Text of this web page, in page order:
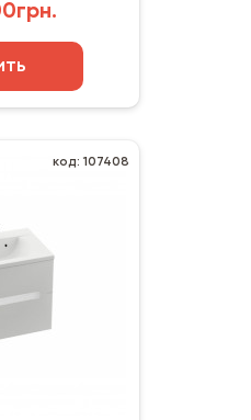
код: 107408